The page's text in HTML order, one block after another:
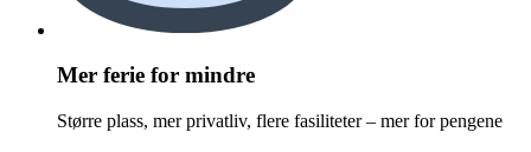
Mer ferie for mindre
Større plass, mer privatliv, flere fasiliteter – mer for pengene